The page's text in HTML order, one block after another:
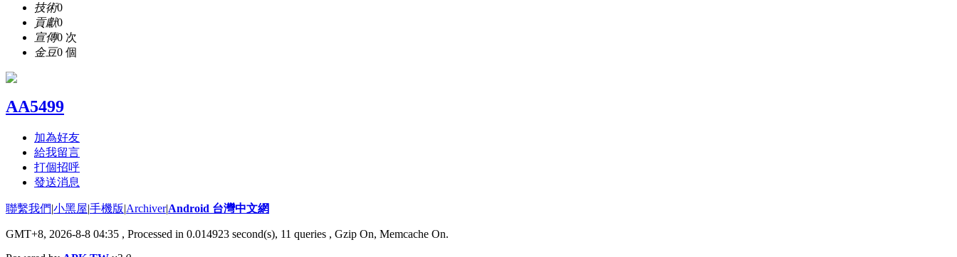
技術0
貢獻0
宣傳0 次
金豆0 個
AA5499
加為好友
給我留言
打個招呼
發送消息
聯繫我們|小黑屋|手機版|Archiver|Android 台灣中文網
GMT+8, 2026-8-8 04:35 , Processed in 0.014923 second(s), 11 queries , Gzip On, Memcache On.